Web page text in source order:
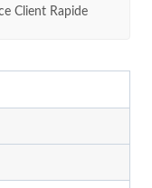
Client Rapide